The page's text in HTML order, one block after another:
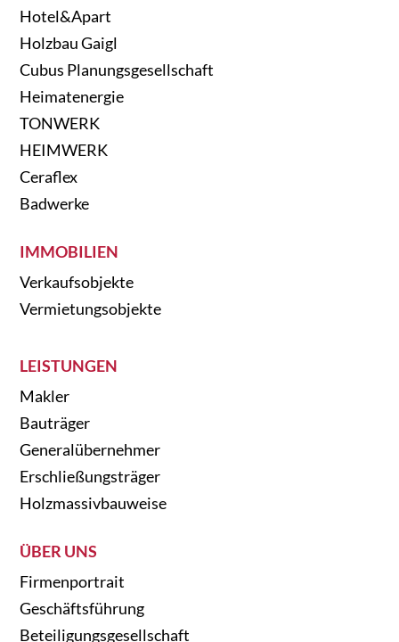
Hotel&Apart
Holzbau Gaigl
Cubus Planungsgesellschaft
Heimatenergie
TONWERK
HEIMWERK
Ceraflex
Badwerke
IMMOBILIEN
Verkaufsobjekte
Vermietungsobjekte
LEISTUNGEN
Makler
Bauträger
Generalübernehmer
Erschließungsträger
Holzmassivbauweise
ÜBER UNS
Firmenportrait
Geschäftsführung
Beteiligungsgesellschaft